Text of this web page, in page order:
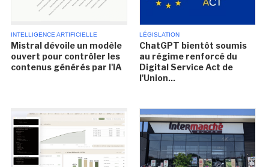
INTELLIGENCE ARTIFICIELLE
Mistral dévoile un modèle
ouvert pour contrôler les
contenus générés par l'IA
LÉGISLATION
ChatGPT bientôt soumis
au régime renforcé du
Digital Service Act de
l'Union...